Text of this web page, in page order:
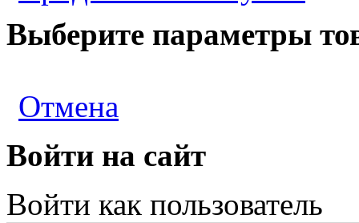
Выберите параметры
Отмена
Войти на сайт
Войти как пользователь